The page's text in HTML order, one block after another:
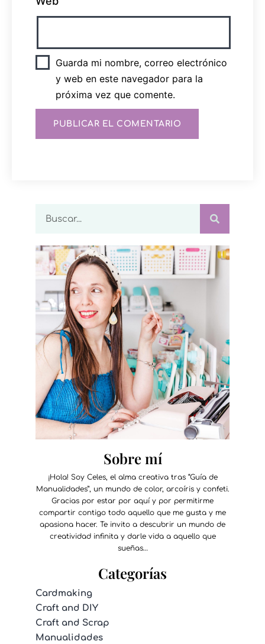
Guarda mi nombre, correo electrónico
y web en este navegador para la
próxima vez que comente.
Sobre mí
¡Hola! Soy Celes, el alma creativa tras “Guía de
Manualidades”, un mundo de color, arcoíris y confeti.
Gracias por estar por aquí y por permitirme
compartir contigo todo aquello que me gusta y me
apasiona hacer. Te invito a descubrir un mundo de
creatividad infinita y darle vida a aquello que
sueñas…
Categorías
Cardmaking
Craft and DIY
Craft and Scrap
Manualidades